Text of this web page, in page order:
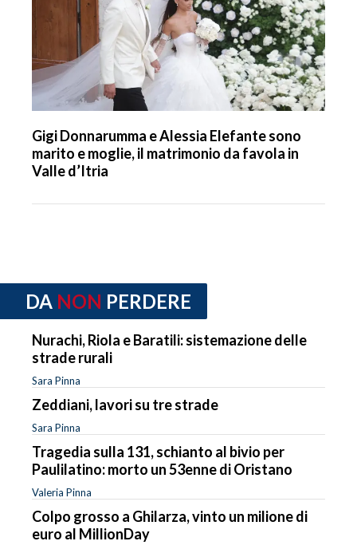
Gigi Donnarumma e Alessia Elefante sono
marito e moglie, il matrimonio da favola in
Valle d’Itria
DA NON PERDERE
Nurachi, Riola e Baratili: sistemazione delle
strade rurali
Sara Pinna
Zeddiani, lavori su tre strade
Sara Pinna
Tragedia sulla 131, schianto al bivio per
Paulilatino: morto un 53enne di Oristano
Valeria Pinna
Colpo grosso a Ghilarza, vinto un milione di
euro al MillionDay